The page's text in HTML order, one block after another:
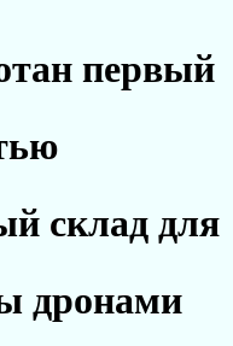
первый
склад для
дронами